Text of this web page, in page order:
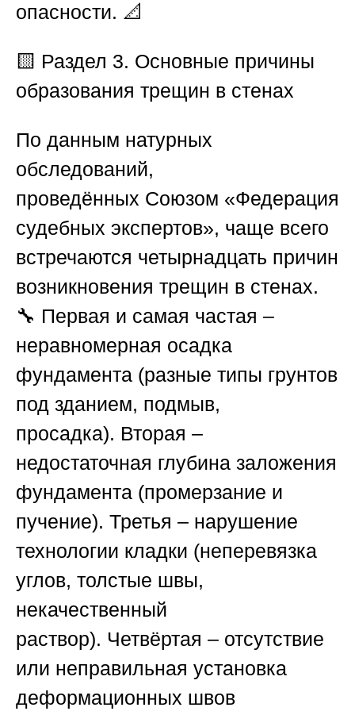
опасности. 📐
🟨 Раздел 3. Основные причины
образования трещин в стенах
По данным натурных
обследований,
проведённых Союзом «Федерация
судебных экспертов», чаще всего
встречаются четырнадцать причин
возникновения трещин в стенах.
🔧 Первая и самая частая –
неравномерная осадка
фундамента (разные типы грунтов
под зданием, подмыв,
просадка). Вторая –
недостаточная глубина заложения
фундамента (промерзание и
пучение). Третья – нарушение
технологии кладки (неперевязка
углов, толстые швы,
некачественный
раствор). Четвёртая – отсутствие
или неправильная установка
деформационных швов